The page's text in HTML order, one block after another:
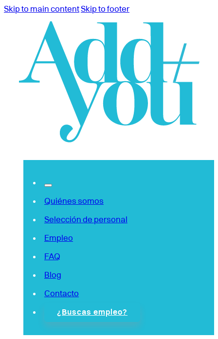
Skip to main contentSkip to footer
Quiénes somos
Selección de personal
Empleo
FAQ
Blog
Contacto
¿Buscas empleo?